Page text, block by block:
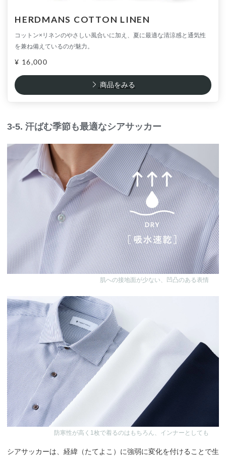
HERDMANS COTTON LINEN
コットン×リネンのやさしい風合いに加え、夏に最適な清涼感と通気性
を兼ね備えているのが魅力。
¥ 16,000
商品をみる
3-5. 汗ばむ季節も最適なシアサッカー
肌への接地面が少ない、凹凸のある表情
防寒性が高く1枚で着るのはもちろん、インナーとしても
シアサッカーは、経緯（たてよこ）に強弱に変化を付けることで生